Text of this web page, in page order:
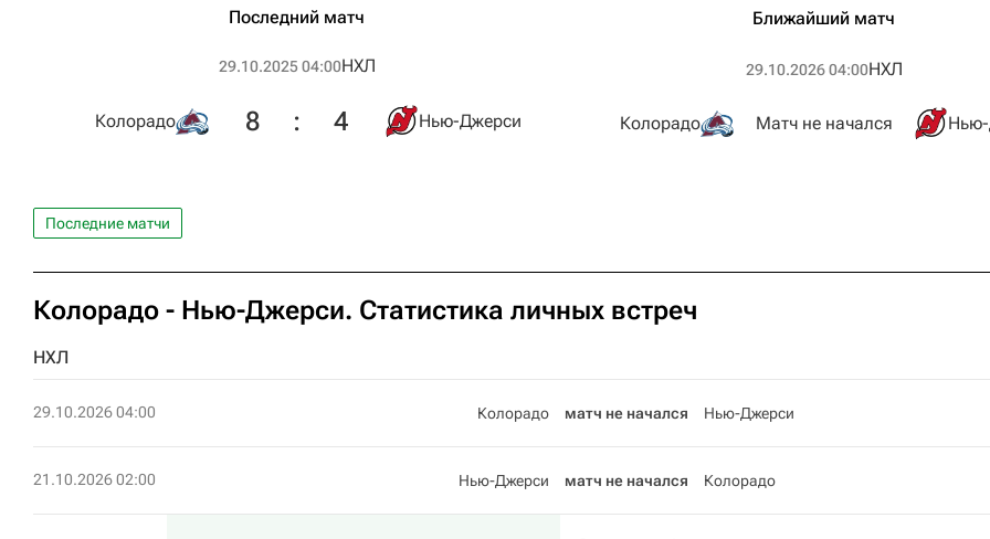
Последний матч
29.10.2025 04:00НХЛ
Колорадо 8 : 4 Нью-Джерси
Ближайший матч
29.10.2026 04:00НХЛ
Колорадо Матч не начался
Последние матчи
Колорадо - Нью-Джерси. Статистика личных встреч
НХЛ
29.10.2026 04:00 Колорадо матч не начался Нью-Джерси
21.10.2026 02:00 Нью-Джерси матч не начался Колорадо